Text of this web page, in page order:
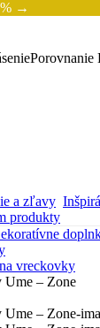
% →
Porovnanie
a zľavy
produkty
vreckovky